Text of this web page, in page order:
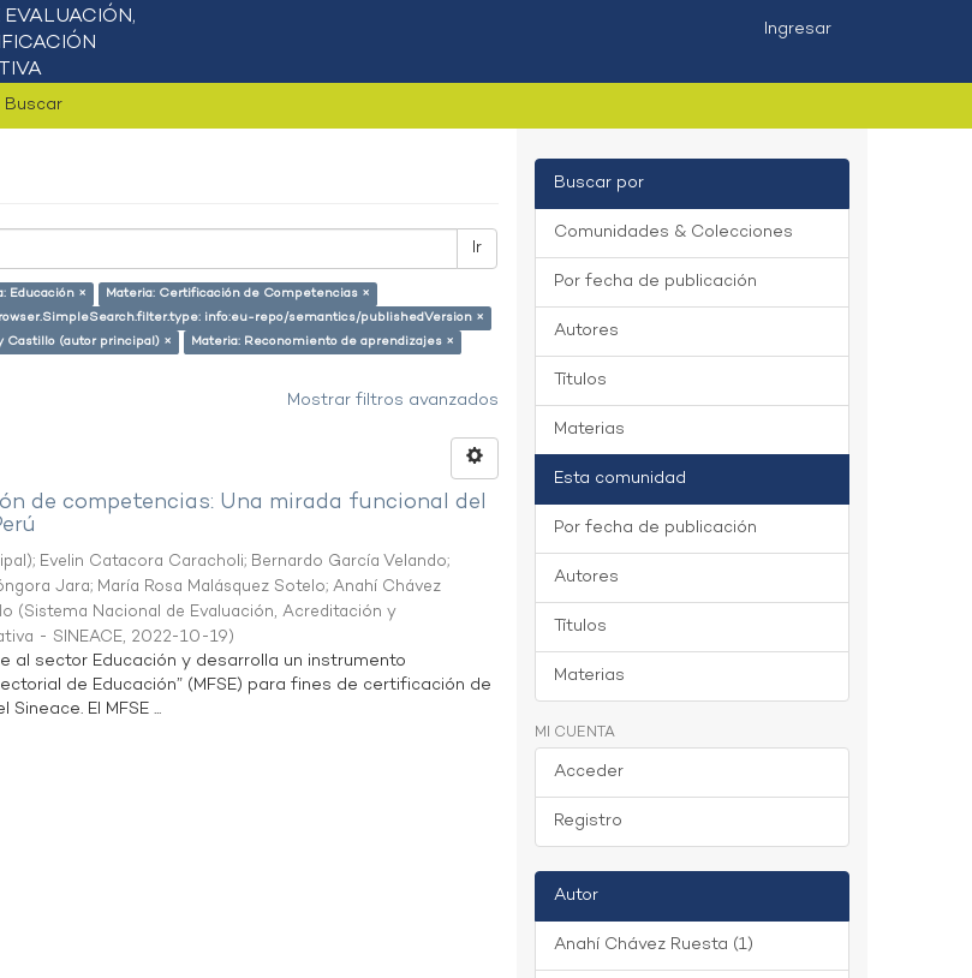
Ingresar
Buscar
Ir
Educación ×
Materia: Certificación de Competencias ×
info:eu-repo/semantics/publishedVersion ×
Castillo (autor principal) ×
Materia: Reconomiento de aprendizajes ×
Mostrar filtros avanzados
de competencias: Una mirada funcional del
; Evelin Catacora Caracholi; Bernardo García Velando;
Jara; María Rosa Malásquez Sotelo;Anahí Chávez
(Sistema Nacional de Evaluación, Acreditación y
- SINEACE, 2022-10-19)
al sector Educación y desarrolla un instrumento
de Educación” (MFSE) para fines de certificación de
El MFSE ...
Buscar por
Comunidades & Colecciones
Por fecha de publicación
Autores
Títulos
Materias
Esta comunidad
Por fecha de publicación
Autores
Títulos
Materias
MI CUENTA
Acceder
Registro
Autor
Anahí Chávez Ruesta (1)